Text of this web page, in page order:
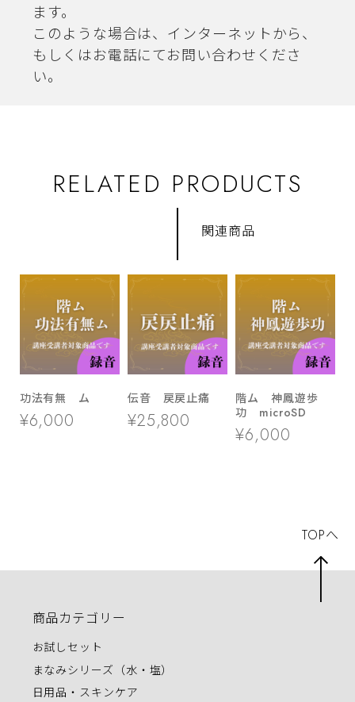
ます。
このような場合は、インターネットから、
もしくはお電話にてお問い合わせくださ
い。
RELATED PRODUCTS
関連商品
功法有無 ム
¥6,000
伝音 戻戻止痛
¥25,800
階ム 神鳳遊歩
功 microSD
¥6,000
商品カテゴリー
お試しセット
まなみシリーズ（水・塩）
日用品・スキンケア
TOPへ